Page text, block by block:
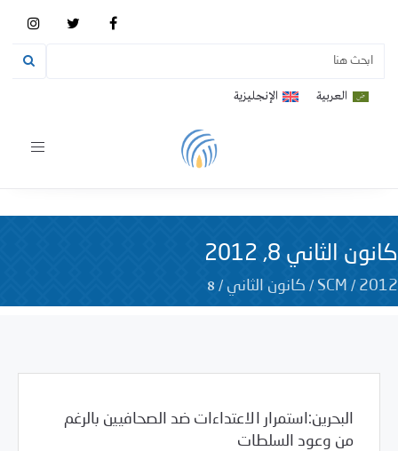
العربية الإنجليزية
Toggle
كانون الثاني 8, 2012
SCM / 2012
/ كانون الثاني /
8
البحرين:استمرار الاعتداءات ضد الصحافيين بالرغم
من وعود السلطات